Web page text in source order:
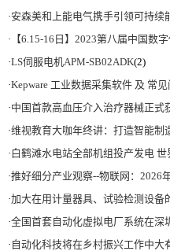
·安森美和上能电气携手引领可持续能源应用的发展 两家公司
· 【6.15-16日】2023第八届中国数
·LS伺服电机APM-SB02ADK(2)
·Kepware 工业数据采集软件 及 常
·中国首款高血压介入治疗器械正式
·维视教育大咖年终讲：打造智能制
·白鹤滩水电站全部机组投产发电 世界最大清洁能源走廊全面建成|
·推好细分产业观察--物联网：2026年中国物联网市场规模接
·加大在用计量器具、试验检测设备的自动化、数字化改造力度|
·全国首套自动化虚拟电厂系统在深圳试
· 自动化科技将在乡村振兴工作中大有作为|《关